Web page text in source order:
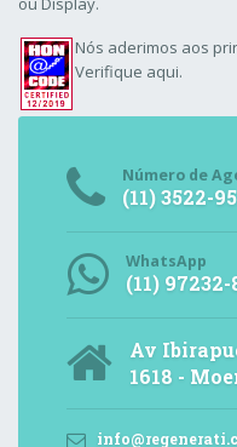
Nós aderimos aos
Verifique aqui.
Número de
(11) 3522-
WhatsApp
(11) 97232-
Av
1618 -